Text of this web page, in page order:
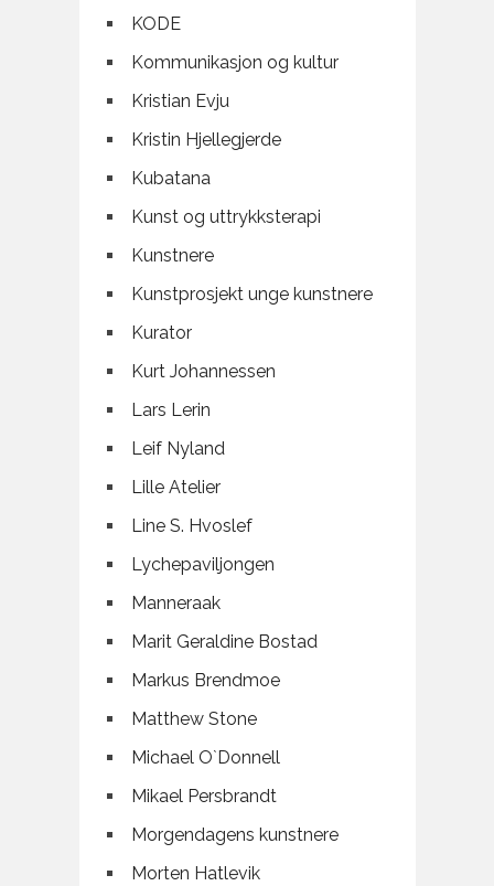
KODE
Kommunikasjon og kultur
Kristian Evju
Kristin Hjellegjerde
Kubatana
Kunst og uttrykksterapi
Kunstnere
Kunstprosjekt unge kunstnere
Kurator
Kurt Johannessen
Lars Lerin
Leif Nyland
Lille Atelier
Line S. Hvoslef
Lychepaviljongen
Manneraak
Marit Geraldine Bostad
Markus Brendmoe
Matthew Stone
Michael O`Donnell
Mikael Persbrandt
Morgendagens kunstnere
Morten Hatlevik